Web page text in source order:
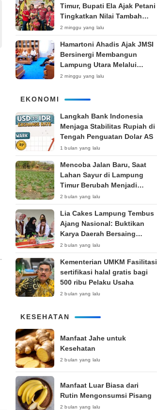
Timur, Bupati Ela Ajak Petani
Tingkatkan Nilai Tambah
Produk
2 minggu yang lalu
Hamartoni Ahadis Ajak JMSI
Bersinergi Membangun
Lampung Utara Melalui
Pemberitaan
2 minggu yang lalu
EKONOMI
Langkah Bank Indonesia
Menjaga Stabilitas Rupiah di
Tengah Penguatan Dolar AS
1 bulan yang lalu
Mencoba Jalan Baru, Saat
Lahan Sayur di Lampung
Timur Berubah Menjadi
Kebun Tembakau
2 bulan yang lalu
Lia Cakes Lampung Tembus
Ajang Nasional: Buktikan
Karya Daerah Bersaing
Setara Kota Besar
2 bulan yang lalu
Kementerian UMKM Fasilitasi
sertifikasi halal gratis bagi
500 ribu Pelaku Usaha
2 bulan yang lalu
KESEHATAN
Manfaat Jahe untuk
Kesehatan
2 bulan yang lalu
Manfaat Luar Biasa dari
Rutin Mengonsumsi Pisang
2 bulan yang lalu